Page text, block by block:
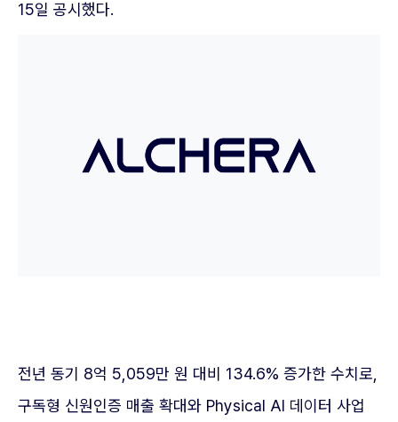
15일 공시했다.
전년 동기 8억 5,059만 원 대비 134.6% 증가한 수치로,
구독형 신원인증 매출 확대와 Physical AI 데이터 사업